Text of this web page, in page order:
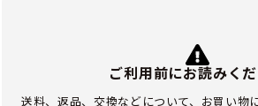
ご利用前にお読みく
送料、返品、交換などについて、お買い物